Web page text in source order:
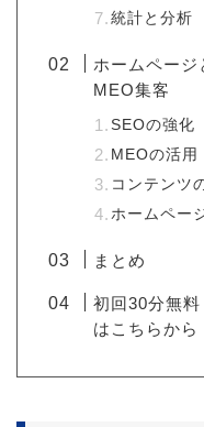
統計と分析
ホームページ
MEO集客
SEOの強化
MEOの活用
コンテンツ
ホームペー
まとめ
初回30分無
はこちらから